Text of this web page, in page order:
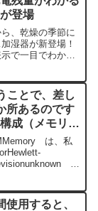
登場
、乾燥の季節に
湿器が新登場！
で一目でわかる
してくれます
とで、差し
所あるのです
成（メモリの
えてくださ
は、私
使用すると、